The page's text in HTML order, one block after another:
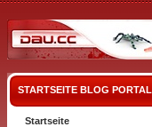
STARTSEITE BLOG PORTAL
Startseite